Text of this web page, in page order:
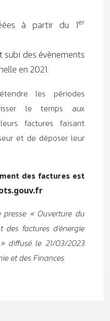
à partir du 1er
subi des évènements
en 2021.
les périodes
le temps aux
factures faisant
et de déposer leur
des factures est
« Ouverture du
des factures d’énergie
diffusé le 21/03/2023
et des Finances.